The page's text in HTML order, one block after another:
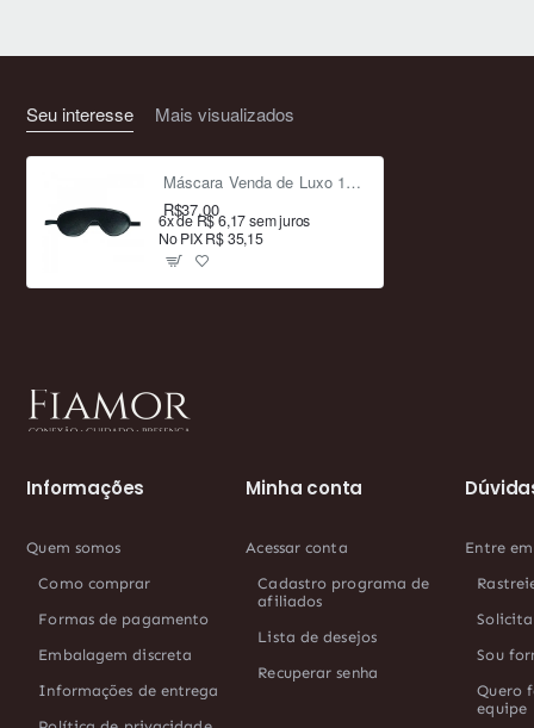
Seu interesse Mais visualizados
Máscara Venda de Luxo 19,5cm - Fantasia e Mistério
R$37,00
6x de R$ 6,17 sem juros
No PIX R$ 35,15
Informações
Quem somos
Como comprar
Formas de pagamento
Embalagem discreta
Informações de entrega
Minha conta
Acessar conta
Cadastro programa de
afiliados
Lista de desejos
Recuperar senha
Entre
Sou
Quero
equipe